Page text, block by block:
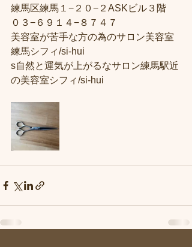
練馬区練馬１−２０−２ASKビル３階
０３−６９１４−８７４７
美容室が苦手な方の為のサロン美容室
練馬シフィ/si-hui
s自然と運気が上がるなサロン練馬駅近
の美容室シフィ/si-hui